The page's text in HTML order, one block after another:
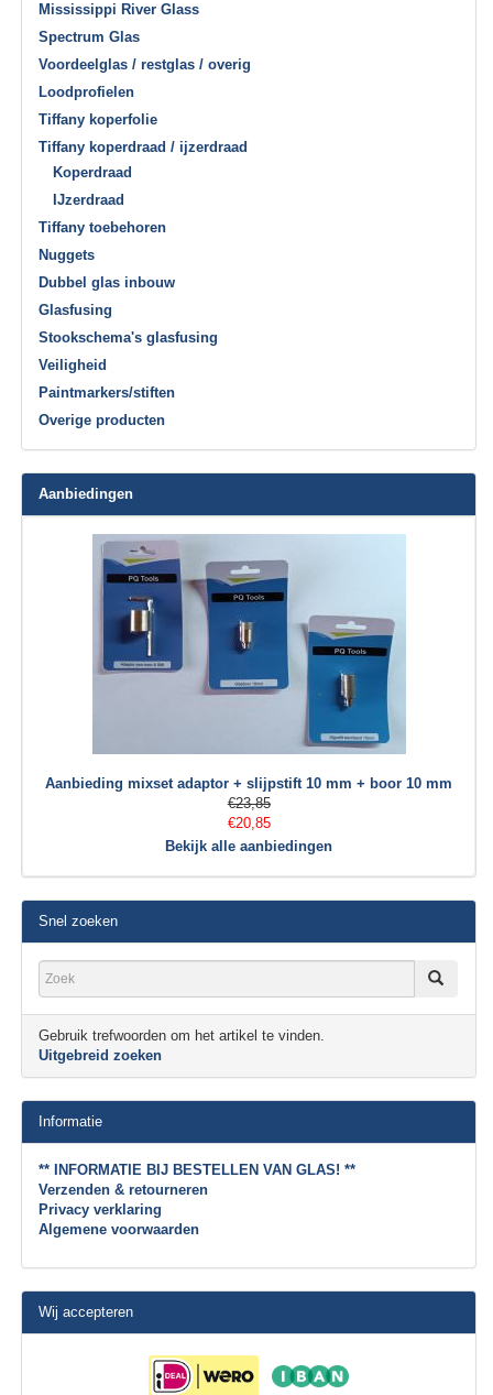
Mississippi River Glass
Spectrum Glas
Voordeelglas / restglas / overig
Loodprofielen
Tiffany koperfolie
Tiffany koperdraad / ijzerdraad
Koperdraad
IJzerdraad
Tiffany toebehoren
Nuggets
Dubbel glas inbouw
Glasfusing
Stookschema's glasfusing
Veiligheid
Paintmarkers/stiften
Overige producten
Aanbiedingen
Aanbieding mixset adaptor + slijpstift 10 mm + boor 10 mm
€23,85
€20,85
Bekijk alle aanbiedingen
Snel zoeken
Gebruik trefwoorden om het artikel te vinden.
Uitgebreid zoeken
Informatie
** INFORMATIE BIJ BESTELLEN VAN GLAS! **
Verzenden & retourneren
Privacy verklaring
Algemene voorwaarden
Wij accepteren